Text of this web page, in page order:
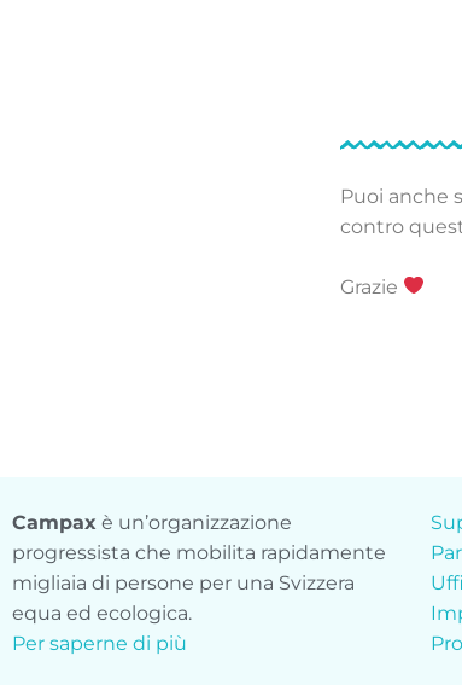
Puoi anche
contro
Grazie
Campax è un’organizzazione
progressista che mobilita rapidamente
migliaia di persone per una Svizzera
equa ed ecologica.
Per saperne di più